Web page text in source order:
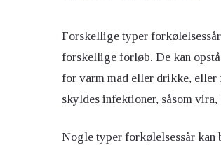
Forskellige typer
forskellige forløb. De kan
for varm mad eller drikke, eller
skyldes infektioner, såsom
Nogle typer forkølelsessår kan